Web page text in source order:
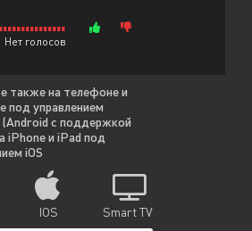
Нет голосов
также на телефоне и
под управлением
с поддержкой
iPhone и iPad под
iOS
IOS Smart TV